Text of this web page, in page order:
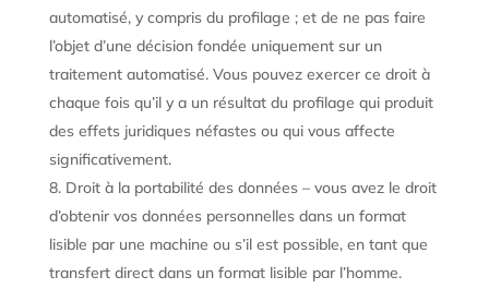
automatisé, y compris du profilage ; et de ne pas faire
l’objet d’une décision fondée uniquement sur un
traitement automatisé. Vous pouvez exercer ce droit à
chaque fois qu’il y a un résultat du profilage qui produit
des effets juridiques néfastes ou qui vous affecte
significativement.
Droit à la portabilité des données – vous avez le droit
d’obtenir vos données personnelles dans un format
lisible par une machine ou s’il est possible, en tant que
transfert direct dans un format lisible par l’homme.